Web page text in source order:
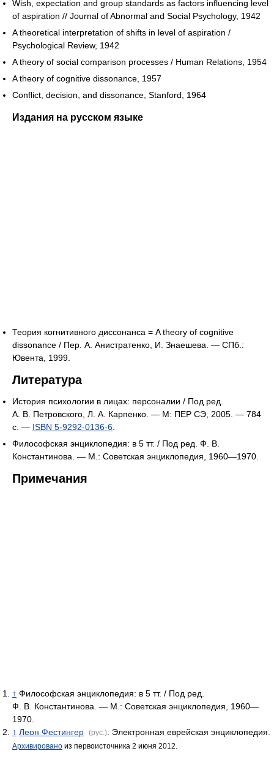
Wish, expectation and group standards as factors influencing level
of aspiration // Journal of Abnormal and Social Psychology, 1942
A theoretical interpretation of shifts in level of aspiration /
Psychological Review, 1942
A theory of social comparison processes / Human Relations, 1954
A theory of cognitive dissonance, 1957
Conflict, decision, and dissonance, Stanford, 1964
Издания на русском языке
Теория когнитивного диссонанса = A theory of cognitive
dissonance / Пер. А. Анистратенко, И. Знаешева. — СПб.:
Ювента, 1999.
Литература
История психологии в лицах: персоналии / Под ред.
А. В. Петровского, Л. А. Карпенко. — М: ПЕР СЭ, 2005. — 784
с. — ISBN 5-9292-0136-6
Философская энциклопедия: в 5 тт. / Под ред. Ф. В.
Константинова. — М.: Советская энциклопедия, 1960—1970.
Примечания
↑ Философская энциклопедия: в 5 тт. / Под ред.
Ф. В. Константинова. — М.: Советская энциклопедия, 1960—
1970.
↑ Леон Фестингер (рус.) . Электронная еврейская энциклопедия.
Архивировано из первоисточника 2 июня 2012.